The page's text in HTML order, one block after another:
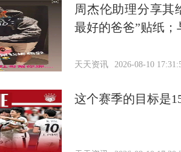
周杰伦助理分享其
最好的爸爸”贴纸
天天资讯 2026-08-10
这个赛季的目标是